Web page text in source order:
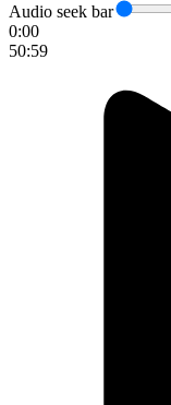
Audio seek bar
0:00
50:59